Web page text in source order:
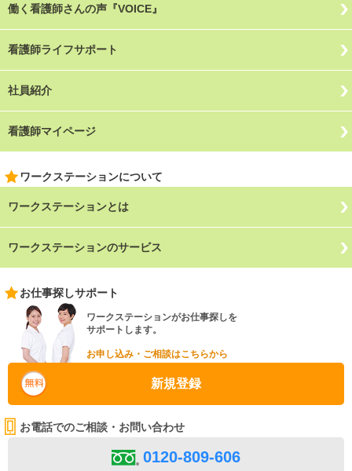
働く看護師さんの声『VOICE』
看護師ライフサポート
社員紹介
看護師マイページ
ワークステーションについて
ワークステーションとは
ワークステーションのサービス
お仕事探しサポート
ワークステーションがお仕事探しを
サポートします。
お申し込み・ご相談はこちらから
新規登録
お電話でのご相談・お問い合わせ
0120-809-606